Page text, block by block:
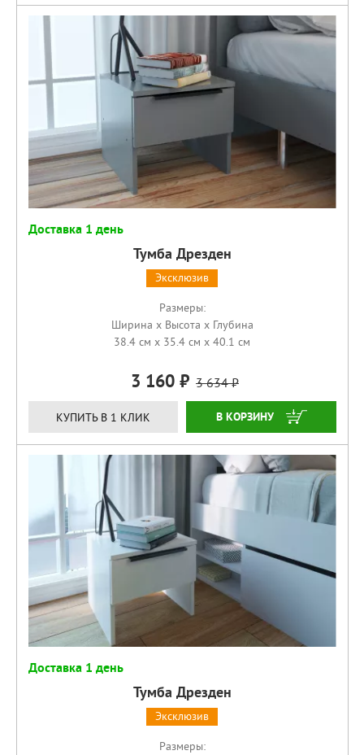
Доставка 1 день
Тумба Дрезден
Эксклюзив
Размеры:
Ширина x Высота x Глубина
38.4 см x 35.4 см x 40.1 см
3 160 3 634
КУПИТЬ В 1 КЛИК КУПИТЬ
Доставка 1 день
Тумба Дрезден
Эксклюзив
Размеры: